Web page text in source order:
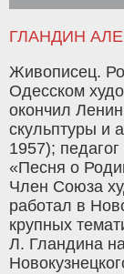
ГЛАНДИН
Живописец.
Одесском
окончил
скульптуры и
1957);
«Песня о
Член Союза
работал в
крупных
Л. Гландина